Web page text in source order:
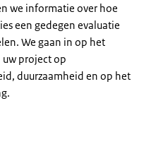
we informatie over hoe
een gedegen evaluatie
We gaan in op het
project op
duurzaamheid en op het